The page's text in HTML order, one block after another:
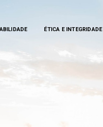
ÉTICA E INTEGRIDADE